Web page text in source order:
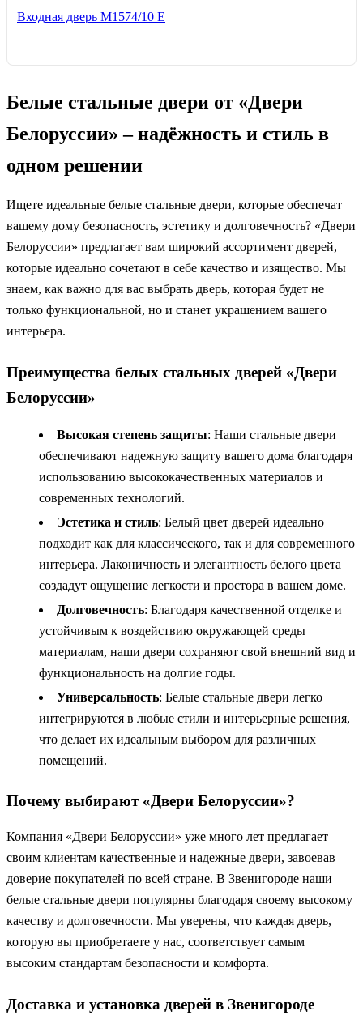
Входная дверь М1574/10 Е
Белые стальные двери от «Двери
Белоруссии» – надёжность и стиль в
одном решении
Ищете идеальные белые стальные двери, которые обеспечат
вашему дому безопасность, эстетику и долговечность? «Двери
Белоруссии» предлагает вам широкий ассортимент дверей,
которые идеально сочетают в себе качество и изящество. Мы
знаем, как важно для вас выбрать дверь, которая будет не
только функциональной, но и станет украшением вашего
интерьера.
Преимущества белых стальных дверей «Двери
Белоруссии»
Высокая степень защиты: Наши стальные двери
обеспечивают надежную защиту вашего дома благодаря
использованию высококачественных материалов и
современных технологий.
Эстетика и стиль: Белый цвет дверей идеально
подходит как для классического, так и для современного
интерьера. Лаконичность и элегантность белого цвета
создадут ощущение легкости и простора в вашем доме.
Долговечность: Благодаря качественной отделке и
устойчивым к воздействию окружающей среды
материалам, наши двери сохраняют свой внешний вид и
функциональность на долгие годы.
Универсальность: Белые стальные двери легко
интегрируются в любые стили и интерьерные решения,
что делает их идеальным выбором для различных
помещений.
Почему выбирают «Двери Белоруссии»?
Компания «Двери Белоруссии» уже много лет предлагает
своим клиентам качественные и надежные двери, завоевав
доверие покупателей по всей стране. В Звенигороде наши
белые стальные двери популярны благодаря своему высокому
качеству и долговечности. Мы уверены, что каждая дверь,
которую вы приобретаете у нас, соответствует самым
высоким стандартам безопасности и комфорта.
Доставка и установка дверей в Звенигороде